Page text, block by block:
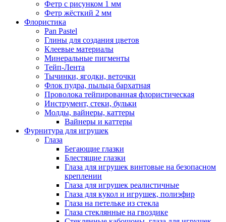
Фетр с рисунком 1 мм
Фетр жёсткий 2 мм
Флористика
Pan Pastel
Глины для создания цветов
Клеевые материалы
Минеральные пигменты
Тейп-Лента
Тычинки, ягодки, веточки
Флок пудра, пыльца бархатная
Проволока тейпированная флористическая
Инструмент, стеки, бульки
Молды, вайнеры, каттеры
Вайнеры и каттеры
Фурнитура для игрушек
Глаза
Бегающие глазки
Блестящие глазки
Глаза для игрушек винтовые на безопасном
креплении
Глаза для игрушек реалистичные
Глаза для кукол и игрушек, полиэфир
Глаза на петельке из стекла
Глаза стеклянные на гвоздике